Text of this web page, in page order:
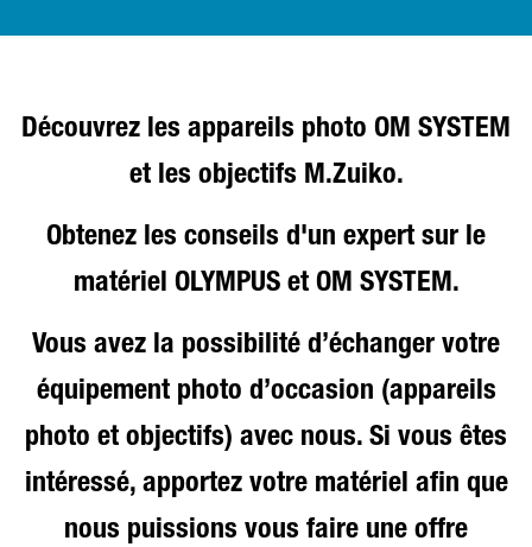
Découvrez les appareils photo OM SYSTEM
et les objectifs M.Zuiko.
Obtenez les conseils d'un expert sur le
matériel OLYMPUS et OM SYSTEM.
Vous avez la possibilité d’échanger votre
équipement photo d’occasion (appareils
photo et objectifs) avec nous. Si vous êtes
intéressé, apportez votre matériel afin que
nous puissions vous faire une offre